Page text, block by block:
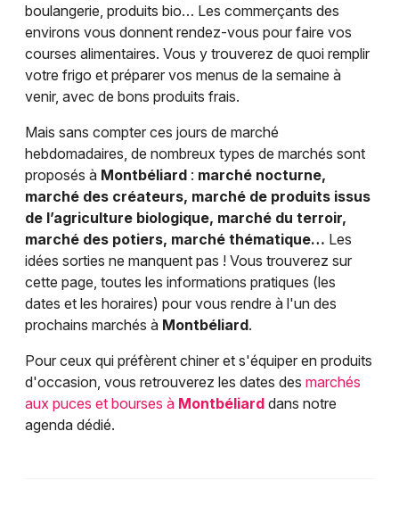
boulangerie, produits bio… Les commerçants des
environs vous donnent rendez-vous pour faire vos
courses alimentaires. Vous y trouverez de quoi remplir
votre frigo et préparer vos menus de la semaine à
venir, avec de bons produits frais.
Mais sans compter ces jours de marché
hebdomadaires, de nombreux types de marchés sont
proposés à Montbéliard : marché nocturne,
marché des créateurs, marché de produits issus
de l’agriculture biologique, marché du terroir,
marché des potiers, marché thématique… Les
idées sorties ne manquent pas ! Vous trouverez sur
cette page, toutes les informations pratiques (les
dates et les horaires) pour vous rendre à l'un des
prochains marchés à Montbéliard.
Pour ceux qui préfèrent chiner et s'équiper en produits
d'occasion, vous retrouverez les dates des marchés
aux puces et bourses à Montbéliard dans notre
agenda dédié.